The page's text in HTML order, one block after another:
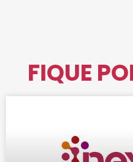
FIQUE